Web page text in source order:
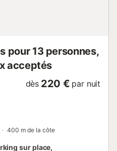
pour 13 personnes,
acceptés
dès 220 € par nuit
400 m de la côte
sur place,